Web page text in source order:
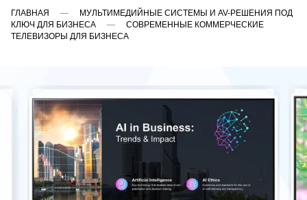
ГЛАВНАЯ
МУЛЬТИМЕДИЙНЫЕ СИСТЕМЫ И AV-РЕШЕНИЯ ПОД
КЛЮЧ ДЛЯ БИЗНЕСА
СОВРЕМЕННЫЕ КОММЕРЧЕСКИЕ
ТЕЛЕВИЗОРЫ ДЛЯ БИЗНЕСА